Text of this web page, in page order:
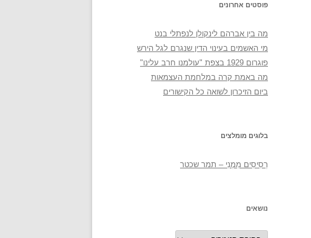
פוסטים אחרונים
מה בין אברהם לינקולן לנפתלי בנט
מי האשמים בעינוי הדין שנגרם לגל הירש
פוגרום 1929 בצפת "עולמנו חרב עלינו"
מה באמת קרה במלחמת העצמאות
ביום הזיכרון לשואה כל הקישורים
בלוגים מומלצים
רְסִיסִים מִמֶנִי – תמר שכטר
נושאים
נושאים